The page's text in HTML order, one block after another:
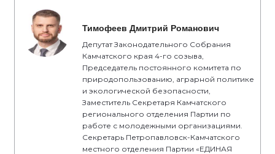
Тимофеев Дмитрий Романович
Депутат Законодательного Собрания
Камчатского края 4-го созыва,
Председатель постоянного комитета по
природопользованию, аграрной политике
и экологической безопасности,
Заместитель Секретаря Камчатского
регионального отделения Партии по
работе с молодежными организациями.
Секретарь Петропавловск-Камчатского
местного отделения Партии «ЕДИНАЯ